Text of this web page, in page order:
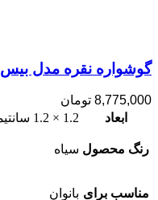
گوشواره نقره مدل بیس
8,775,000 تومان
ابعاد
1.2 × 1.2 سانتیمتر
رنگ محصول سیاه
مناسب برای بانوان